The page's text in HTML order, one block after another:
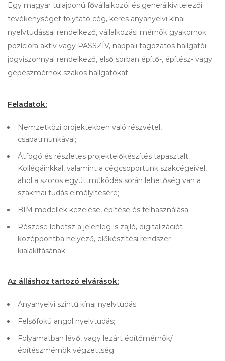
Egy magyar tulajdonú fővállalkozói és generálkivitelezői
tevékenységet folytató cég, keres anyanyelvi kínai
nyelvtudással rendelkező, vállalkozási mérnök gyakornok
pozícióra aktív vagy PASSZÍV, nappali tagozatos hallgatói
jogviszonnyal rendelkező, első sorban építő-, építész- vagy
gépészmérnök szakos hallgatókat.
Feladatok:
Nemzetközi projektekben való részvétel,
csapatmunkával;
Átfogó és részletes projektelőkészítés tapasztalt
Kollégáinkkal, valamint a cégcsoportunk szakcégeivel,
ahol a szoros együttműködés során lehetőség van a
szakmai tudás elmélyítésére;
BIM modellek kezelése, építése és felhasználása;
Részese lehetsz a jelenleg is zajló, digitalizációt
középpontba helyező, előkészítési rendszer
kialakításának.
Az álláshoz tartozó elvárások:
Anyanyelvi szintű kínai nyelvtudás;
Felsőfokú angol nyelvtudás;
Folyamatban lévő, vagy lezárt építőmérnök/
építészmérnök végzettség;